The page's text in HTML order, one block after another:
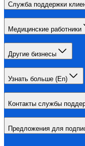
Служба поддержки
Медицинские работники
Другие бизнесы
Узнать больше (En)
Контакты службы
Предложения для